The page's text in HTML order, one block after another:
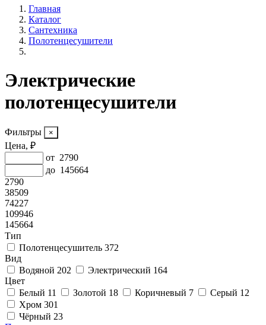
Главная
Каталог
Сантехника
Полотенцесушители
Электрические
полотенцесушители
Фильтры
Цена, ₽
от 2790
до 145664
2790
38509
74227
109946
145664
Тип
Полотенцесушитель 372
Вид
Водяной 202 Электрический 164
Цвет
Белый 11 Золотой 18 Коричневый 7 Серый 12
Хром 301
Чёрный 23